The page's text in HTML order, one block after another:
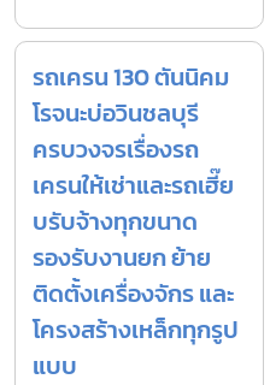
รถเครน 130 ตันนิคม
โรจนะบ่อวินชลบุรี
ครบวงจรเรื่องรถ
เครนให้เช่าและรถเฮี๊ย
บรับจ้างทุกขนาด
รองรับงานยก ย้าย
ติดตั้งเครื่องจักร และ
โครงสร้างเหล็กทุกรูป
แบบ